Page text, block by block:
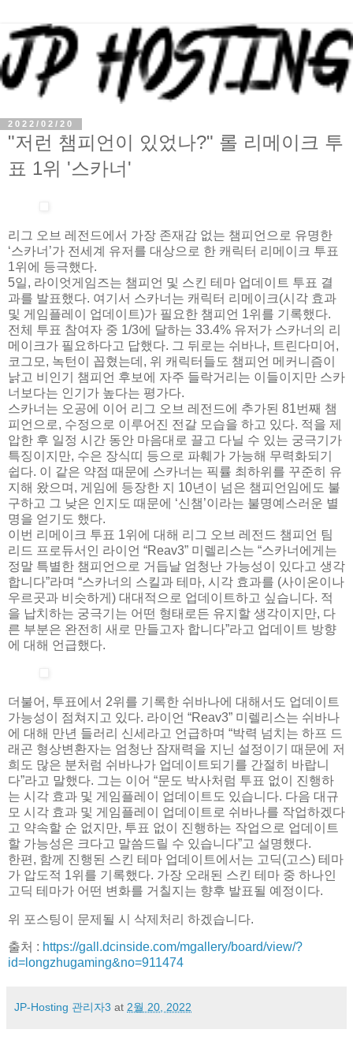
2022/02/20
"저런 챔피언이 있었나?" 롤 리메이크 투
표 1위 '스카너'
리그 오브 레전드에서 가장 존재감 없는 챔피언으로 유명한
‘스카너’가 전세계 유저를 대상으로 한 캐릭터 리메이크 투표
1위에 등극했다.
5일, 라이엇게임즈는 챔피언 및 스킨 테마 업데이트 투표 결
과를 발표했다. 여기서 스카너는 캐릭터 리메이크(시각 효과
및 게임플레이 업데이트)가 필요한 챔피언 1위를 기록했다.
전체 투표 참여자 중 1/3에 달하는 33.4% 유저가 스카너의 리
메이크가 필요하다고 답했다. 그 뒤로는 쉬바나, 트린다미어,
코그모, 녹턴이 꼽혔는데, 위 캐릭터들도 챔피언 메커니즘이
낡고 비인기 챔피언 후보에 자주 들락거리는 이들이지만 스카
너보다는 인기가 높다는 평가다.
스카너는 오공에 이어 리그 오브 레전드에 추가된 81번째 챔
피언으로, 수정으로 이루어진 전갈 모습을 하고 있다. 적을 제
압한 후 일정 시간 동안 마음대로 끌고 다닐 수 있는 궁극기가
특징이지만, 수은 장식띠 등으로 파훼가 가능해 무력화되기
쉽다. 이 같은 약점 때문에 스카너는 픽률 최하위를 꾸준히 유
지해 왔으며, 게임에 등장한 지 10년이 넘은 챔피언임에도 불
구하고 그 낮은 인지도 때문에 ‘신챔’이라는 불명예스러운 별
명을 얻기도 했다.
이번 리메이크 투표 1위에 대해 리그 오브 레전드 챔피언 팀
리드 프로듀서인 라이언 “Reav3” 미렐리스는 “스카너에게는
정말 특별한 챔피언으로 거듭날 엄청난 가능성이 있다고 생각
합니다”라며 “스카너의 스킬과 테마, 시각 효과를 (사이온이나
우르곳과 비슷하게) 대대적으로 업데이트하고 싶습니다. 적
을 납치하는 궁극기는 어떤 형태로든 유지할 생각이지만, 다
른 부분은 완전히 새로 만들고자 합니다”라고 업데이트 방향
에 대해 언급했다.
더불어, 투표에서 2위를 기록한 쉬바나에 대해서도 업데이트
가능성이 점쳐지고 있다. 라이언 “Reav3” 미렐리스는 쉬바나
에 대해 만년 들러리 신세라고 언급하며 “박력 넘치는 하프 드
래곤 형상변환자는 엄청난 잠재력을 지닌 설정이기 때문에 저
희도 많은 분처럼 쉬바나가 업데이트되기를 간절히 바랍니
다”라고 말했다. 그는 이어 “문도 박사처럼 투표 없이 진행하
는 시각 효과 및 게임플레이 업데이트도 있습니다. 다음 대규
모 시각 효과 및 게임플레이 업데이트로 쉬바나를 작업하겠다
고 약속할 순 없지만, 투표 없이 진행하는 작업으로 업데이트
할 가능성은 크다고 말씀드릴 수 있습니다”고 설명했다.
한편, 함께 진행된 스킨 테마 업데이트에서는 고딕(고스) 테마
가 압도적 1위를 기록했다. 가장 오래된 스킨 테마 중 하나인
고딕 테마가 어떤 변화를 거칠지는 향후 발표될 예정이다.
위 포스팅이 문제될 시 삭제처리 하겠습니다.
출처 : https://gall.dcinside.com/mgallery/board/view/?
id=longzhugaming&no=911474
JP-Hosting 관리자3 at 2월 20, 2022